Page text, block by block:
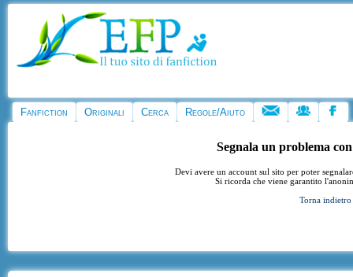
Fanfiction Originali Cerca Regole/Aiuto
Segnala un problema
Devi avere un account sul sito per poter
Si ricorda che viene garantito
Torna indietro